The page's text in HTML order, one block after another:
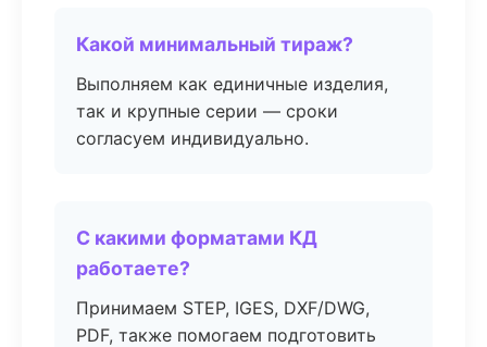
Какой минимальный тираж?
Выполняем как единичные изделия,
так и крупные серии — сроки
согласуем индивидуально.
С какими форматами КД
работаете?
Принимаем STEP, IGES, DXF/DWG,
PDF, также помогаем подготовить